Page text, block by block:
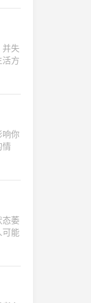
并失
活方
响你
情
态萎
可能